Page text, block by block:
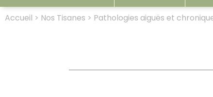
Accueil > Nos Tisanes > Pathologies aiguës et